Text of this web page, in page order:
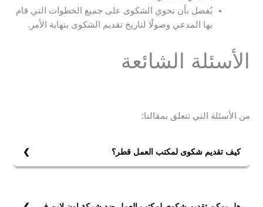
يُفضل بأن تحوي الشكوى على جميع الخطوات التي قام
بها المدعي وصولًا لتاريخ تقديم الشكوى بنهاية الأمر.
الأسئلة الشائعة
من الأسئلة التي تتعلق بمقالنا:
كيف تقديم شكوى لمكتب العمل قطر؟
لتقديم شكوى العاملين بالقطاع الخاص ضد جهات خاضعة